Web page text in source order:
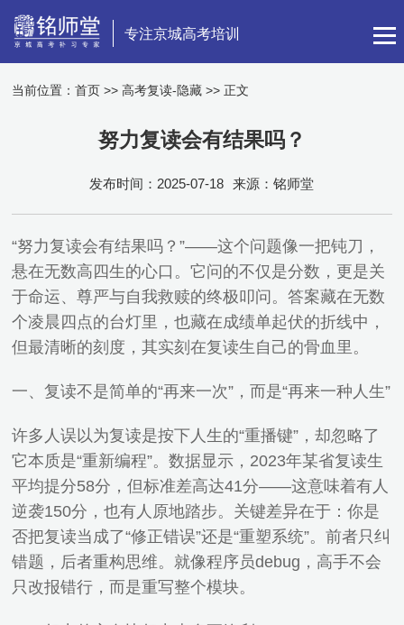
专注京城高考培训
当前位置：首页 >> 高考复读-隐藏 >> 正文
努力复读会有结果吗？
发布时间：2025-07-18 来源：铭师堂
“努力复读会有结果吗？”——这个问题像一把钝刀，
悬在无数高四生的心口。它问的不仅是分数，更是关
于命运、尊严与自我救赎的终极叩问。答案藏在无数
个凌晨四点的台灯里，也藏在成绩单起伏的折线中，
但最清晰的刻度，其实刻在复读生自己的骨血里。
一、复读不是简单的“再来一次”，而是“再来一种人生”
许多人误以为复读是按下人生的“重播键”，却忽略了
它本质是“重新编程”。数据显示，2023年某省复读生
平均提分58分，但标准差高达41分——这意味着有人
逆袭150分，也有人原地踏步。关键差异在于：你是
否把复读当成了“修正错误”还是“重塑系统”。前者只纠
错题，后者重构思维。就像程序员debug，高手不会
只改报错行，而是重写整个模块。